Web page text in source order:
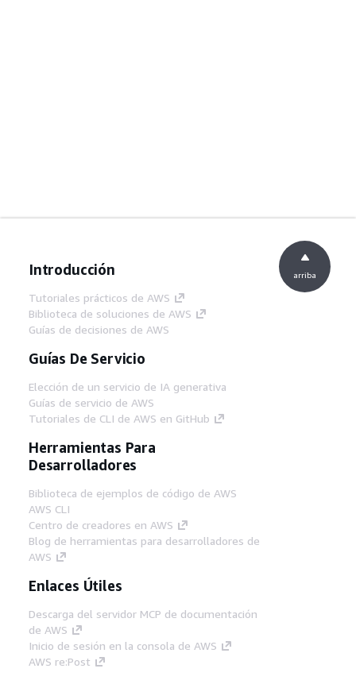
Introducción
Tutoriales prácticos de AWS
Biblioteca de soluciones de AWS
Guías de decisiones de AWS
Guías De Servicio
Elección de un servicio de IA generativa
Guías de servicio de AWS
Tutoriales de CLI de AWS en GitHub
Herramientas Para
Desarrolladores
Biblioteca de ejemplos de código de AWS
AWS CLI
Centro de creadores en AWS
Blog de herramientas para desarrolladores de
AWS
Enlaces Útiles
Descarga del servidor MCP de documentación
de AWS
Inicio de sesión en la consola de AWS
AWS re:Post
arriba